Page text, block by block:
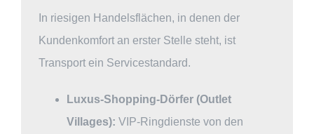
In riesigen Handelsflächen, in denen der
Kundenkomfort an erster Stelle steht, ist
Transport ein Servicestandard.
Luxus-Shopping-Dörfer (Outlet
Villages): VIP-Ringdienste von den